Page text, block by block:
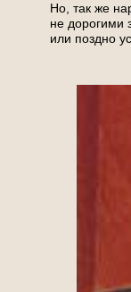
Но, так же
не дорогими
или поздно